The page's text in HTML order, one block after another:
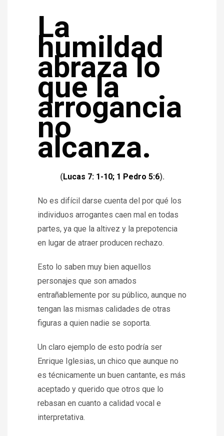
La
humildad
abraza lo
que la
arrogancia
no
alcanza.
(Lucas 7: 1-10; 1 Pedro 5:6).
No es difícil darse cuenta del por qué los
individuos arrogantes caen mal en todas
partes, ya que la altivez y la prepotencia
en lugar de atraer producen rechazo.
Esto lo saben muy bien aquellos
personajes que son amados
entrañablemente por su público, aunque no
tengan las mismas calidades de otras
figuras a quien nadie se soporta.
Un claro ejemplo de esto podría ser
Enrique Iglesias, un chico que aunque no
es técnicamente un buen cantante, es más
aceptado y querido que otros que lo
rebasan en cuanto a calidad vocal e
interpretativa.